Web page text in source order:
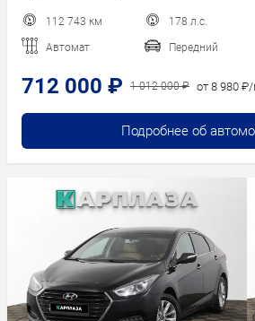
112 743 км 178 л.с.
Автомат Передний
712 000 ₽ 1 012 000 ₽ от 8 980
Подробнее об